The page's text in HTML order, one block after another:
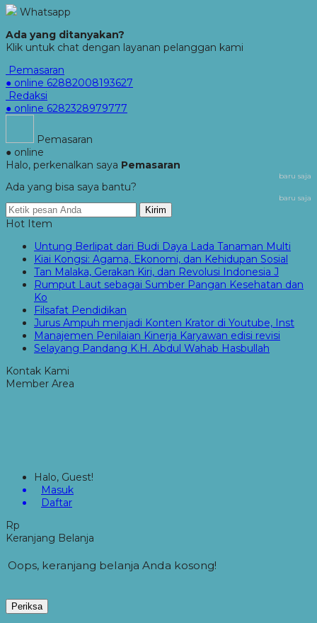
Whatsapp
Ada yang ditanyakan?
Klik untuk chat dengan layanan pelanggan kami
Pemasaran
● online 62882008193627
Redaksi
● online 6282328979777
Pemasaran
● online
Halo, perkenalkan saya Pemasaran
baru saja
Ada yang bisa saya bantu?
baru saja
Kirim
Hot Item
Untung Berlipat dari Budi Daya Lada Tanaman Multi
Kiai Kongsi: Agama, Ekonomi, dan Kehidupan Sosial
Tan Malaka, Gerakan Kiri, dan Revolusi Indonesia J
Rumput Laut sebagai Sumber Pangan Kesehatan dan
Ko
Filsafat Pendidikan
Jurus Ampuh menjadi Konten Krator di Youtube, Inst
Manajemen Penilaian Kinerja Karyawan edisi revisi
Selayang Pandang K.H. Abdul Wahab Hasbullah
Kontak Kami
Member Area
Halo, Guest!
Masuk
Daftar
Rp
Keranjang Belanja
Oops, keranjang belanja Anda kosong!
Periksa